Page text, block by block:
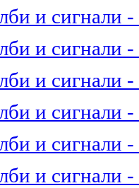
и сигнали -
и сигнали -
и сигнали -
и сигнали -
и сигнали -
и сигнали -